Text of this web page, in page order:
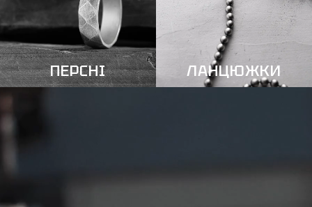
ПЕРСНІ ЛАНЦЮЖКИ